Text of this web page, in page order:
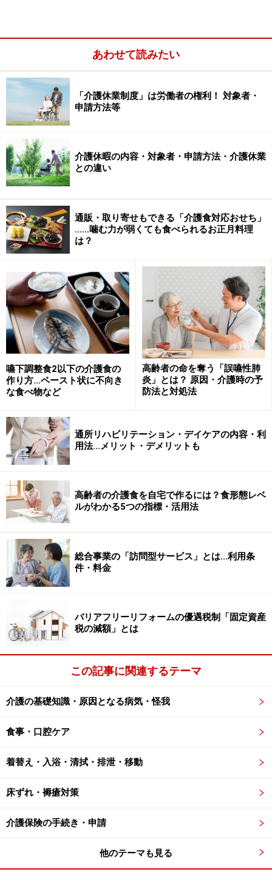
生活保護受給者……15,000円（個人）
老齢福祉年金の受給者、または市区町村民税の非課
税世帯で、合計所得金額と課税年金額の合計が年額
80万円以下の人）……15,000円（個人）、24,600円
（世帯）
世帯全員が市区町村民税非課税で、合計所得金額と
課税年金額の合計が年額80万円を超える人)……
24,600円（世帯）
第4段階（市区町村民税課税世帯）……44,400円（世
帯）
第5段階（現役並み所得者 ※1）……44,400円（世
帯）
第5段階（現役並み所得者 ※2）……93,000円（世
帯）
第5段階（現役並み所得者 ※3）……140,100円（世
帯）
※1……課税所得145万円（年収約383万円）～課税所得380
万円（年収約770万円）
※2……課税所得380万円（年収約770万円）～課税所得690
万円（年収約1,160万円）
ちなみに「第2段階」にある「課税年金」とは、課税の
対象となる年金のことで、国民年金、厚生年金、共済年
金などが該当します。障害年金や遺族年金は非課税にな
ので、課税年金には入りません。
手続きでどれぐらいのお金が戻ってくるの
か？
それでは、高額介護サービス費の手続きを行うと、どれ
ぐらいのお金が戻ってくるようになるのでしょうか？ 夫
が要介護3、妻が要介護2で、それぞれ介護保険サービス
が1割負担で利用できる限度額までサービスを利用して
あわせて読みたい
「介護休業制度」は労働者の権利！ 対象者・
申請方法等
介護休暇の内容・対象者・申請方法・介護休業
との違い
通販・取り寄せもできる「介護食対応おせち」
……噛む力が弱くても食べられるお正月料理
は？
嚥下調整食2以下の介護食の
作り方…ペースト状に不向き
な食べ物など
高齢者の命を奪う「誤嚥性肺
炎」とは？ 原因・介護時の予
防法と対処法
通所リハビリテーション・デイケアの内容・利
用法…メリット・デメリットも
高齢者の介護食を自宅で作るには？食形態レベ
ルがわかる5つの指標・活用法
総合事業の「訪問型サービス」とは…利用条
件・料金
バリアフリーリフォームの優遇税制「固定資産
税の減額」とは
この記事に関連するテーマ
介護の基礎知識・原因となる病気・怪我
食事・口腔ケア
着替え・入浴・清拭・排泄・移動
床ずれ・褥瘡対策
介護保険の手続き・申請
他のテーマも見る